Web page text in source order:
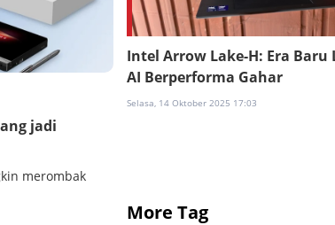
jadi
merombak
Intel Arrow Lake-H: Era Baru
AI Berperforma Gahar
Selasa, 14 Oktober 2025 17:03
More Tag